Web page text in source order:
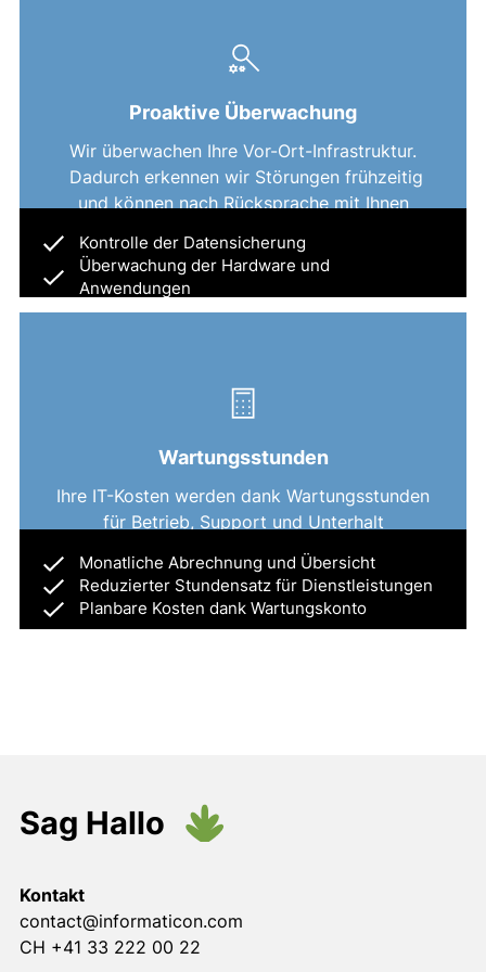
Proaktive Überwachung
Wir überwachen Ihre Vor-Ort-Infrastruktur.
Dadurch erkennen wir Störungen frühzeitig
und können nach Rücksprache mit Ihnen
Kontrolle der Datensicherung
Überwachung der Hardware und
Anwendungen
Erweiterte Problemdiagnose
Kontrolle der Datensicherung
Überwachung der Hardware und
Anwendungen
Erweiterte Problemdiagnose
Wartungsstunden
Ihre IT-Kosten werden dank Wartungsstunden
für Betrieb, Support und Unterhalt
Monatliche Abrechnung und Übersicht
Reduzierter Stundensatz für Dienstleistungen
Planbare Kosten dank Wartungskonto
Monatliche Abrechnung und Übersicht
Reduzierter Stundensatz für Dienstleistungen
Planbare Kosten dank Wartungskonto
Sag Hallo
Kontakt
contact@informaticon.com
CH +41 33 222 00 22